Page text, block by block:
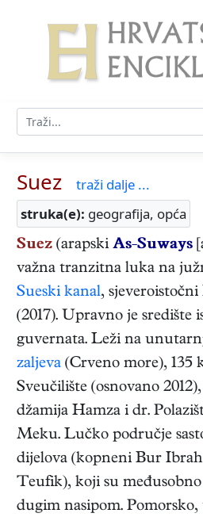
Suez
traži dalje ...
struka(e): geografija, opća
Suez (arapski As-Suways
važna tranzitna luka na
Sueski kanal, sjeveroistočni
(2017). Upravno je središte
guvernata. Leži na
zaljeva (Crveno more), 135
Sveučilište (osnovano
džamija Hamza i dr.
Meku. Lučko područje
dijelova (kopneni Bur
Teufik), koji su
dugim nasipom.